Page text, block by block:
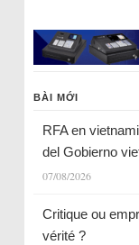
BÀI MỚI
RFA en
del Gobierno
07/08/2026
Critique ou
vérité ?